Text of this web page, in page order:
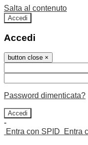
Salta al contenuto
Accedi
Accedi
button close ×
Password dimenticata?
-
Entra con SPID
Entra